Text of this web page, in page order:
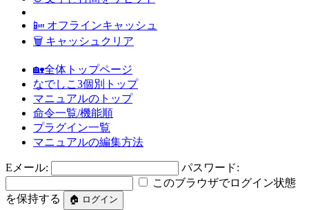
📴 オフラインキャッシュ
🗑 キャッシュクリア
🏡全体トップページ
なでしこ3個別トップ
マニュアルのトップ
命令一覧/機能順
プラグイン一覧
マニュアルの編集方法
Eメール:
パスワード:
このブラウザでログイン状態
を保持する